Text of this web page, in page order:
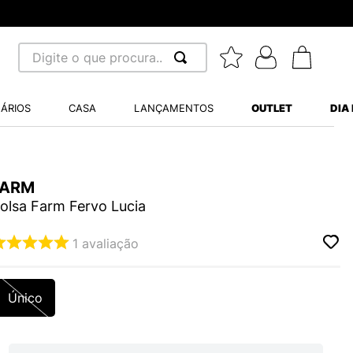
Digite o que procura...
CASA LANÇAMENTOS OUTLET DIA
Farm Fervo Lucia
1 avaliação
Único
BALANCE 530
BABY